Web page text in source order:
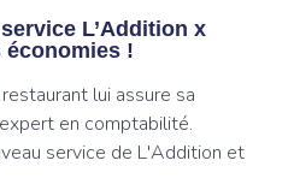
L’Addition x
!
lui assure sa
en comptabilité.
service de L'Addition et